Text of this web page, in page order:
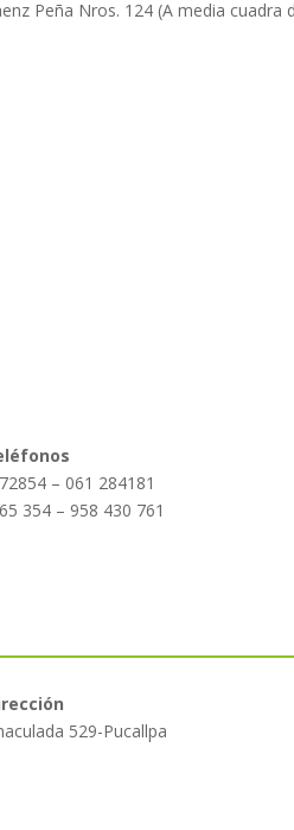
Peña Nros. 124 (A media cuadra
– 061 284181
354 – 958 430 761
529-Pucallpa